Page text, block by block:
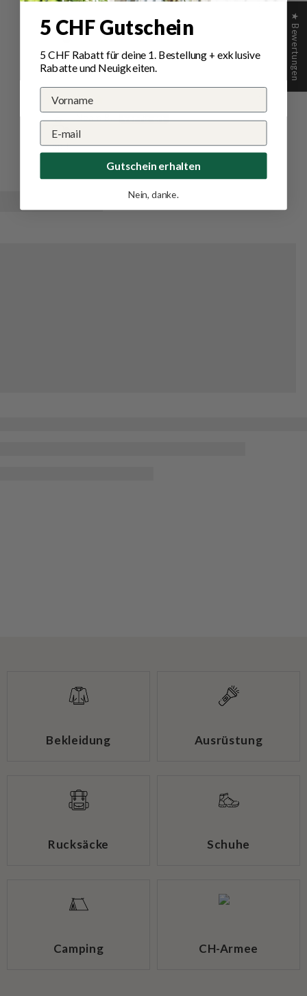
Maria M.
MFH Rundschal
Top 👍🏻
Bekleidung Ausrüstung
Rucksäcke Schuhe
Camping CH-Armee
★ Bewertungen
5 CHF Gutschein
5 CHF Rabatt für deine 1. Bestellung+ exklusive
Rabatte und Neuigkeiten.
Gutschein erhalten
Nein, danke.